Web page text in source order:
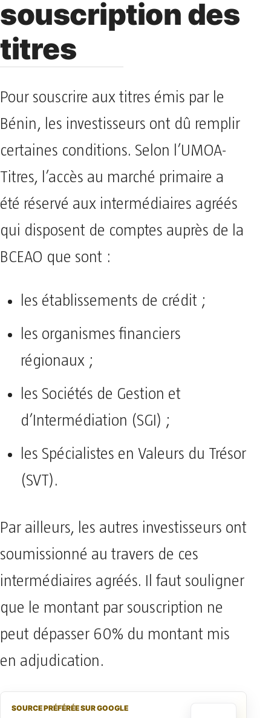
souscription des
titres
Pour souscrire aux titres émis par le
Bénin, les investisseurs ont dû remplir
certaines conditions. Selon l’UMOA-
Titres, l’accès au marché primaire a
été réservé aux intermédiaires agréés
qui disposent de comptes auprès de la
BCEAO que sont :
les établissements de crédit ;
les organismes financiers
régionaux ;
les Sociétés de Gestion et
d’Intermédiation (SGI) ;
les Spécialistes en Valeurs du Trésor
(SVT).
Par ailleurs, les autres investisseurs ont
soumissionné au travers de ces
intermédiaires agréés. Il faut souligner
que le montant par souscription ne
peut dépasser 60% du montant mis
en adjudication.
SOURCE PRÉFÉRÉE SUR GOOGLE